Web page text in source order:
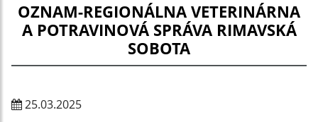
OZNAM-REGIONÁLNA VETERINÁRNA
A POTRAVINOVÁ SPRÁVA RIMAVSKÁ
SOBOTA
25.03.2025